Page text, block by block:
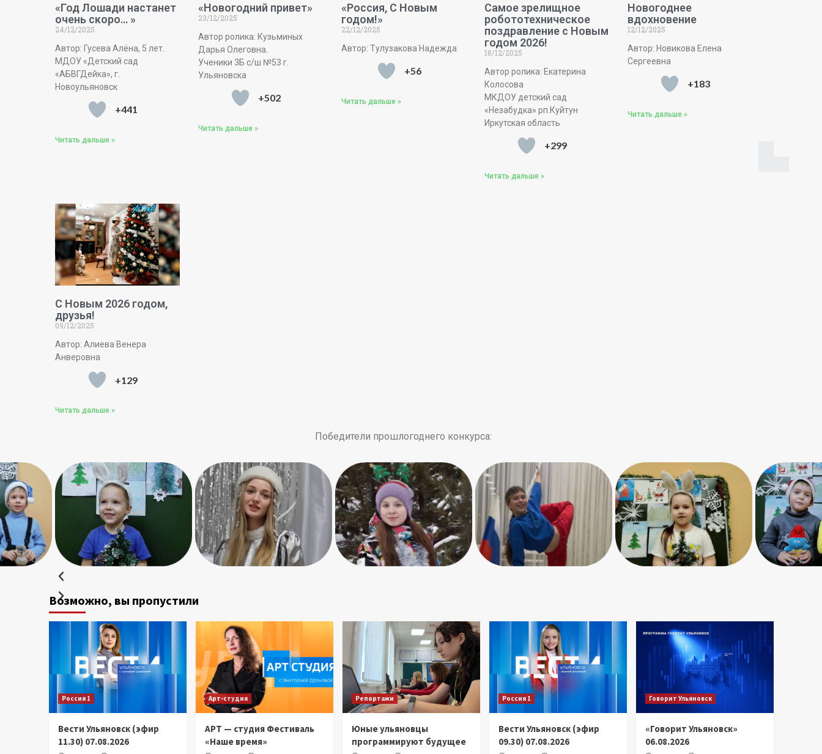
«Год Лошади настанет
очень скоро… »
24/12/2025
Автор: Гусева Алëна, 5 лет.
МДОУ «Детский сад
«АБВГДейка», г.
Новоульяновск
+441
Читать дальше »
«Новогодний привет»
23/12/2025
Автор ролика: Кузьминых
Дарья Олеговна.
Ученики 3Б с/ш №53 г.
Ульяновска
+502
Читать дальше »
«Россия, С Новым
годом!»
22/12/2025
Автор: Тулузакова Надежда
+56
Читать дальше »
Самое зрелищное
робототехническое
поздравление с Новым
годом 2026!
18/12/2025
Автор ролика: Екатерина
Колосова
МКДОУ детский сад
«Незабудка» рп.Куйтун
Иркутская область
+299
Читать дальше »
Новогоднее
вдохновение
12/12/2025
Автор: Новикова Елена
Сергеевна
+183
Читать дальше »
С Новым 2026 годом,
друзья!
09/12/2025
Автор: Алиева Венера
Анверовна
+129
Читать дальше »
Победители прошлогоднего конкурса:
Возможно, вы пропустили
Россия 1
Вести Ульяновск (эфир
11.30) 07.08.2026
Арт-студия
АРТ — студия Фестиваль
«Наше время»
Репортажи
Юные ульяновцы
программируют будущее
Россия 1
Вести Ульяновск (эфир
09.30) 07.08.2026
Говорит Ульяновск
«Говорит Ульяновск»
06.08.2026